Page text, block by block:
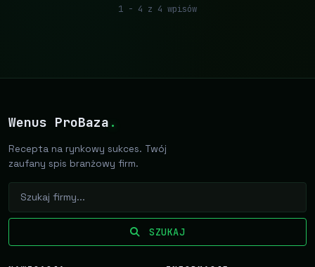
1 - 4 z 4 wpisów
Wenus ProBaza .
Recepta na rynkowy sukces. Twój
zaufany spis branżowy firm.
SZUKAJ